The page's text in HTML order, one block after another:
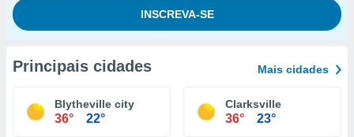
Principais cidades Mais cidades
Blytheville city
36° 22°
Clarksville
36° 23°